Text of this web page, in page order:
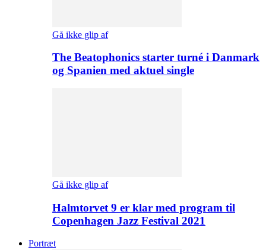
Gå ikke glip af
The Beatophonics starter turné i Danmark
og Spanien med aktuel single
Gå ikke glip af
Halmtorvet 9 er klar med program til
Copenhagen Jazz Festival 2021
Portræt